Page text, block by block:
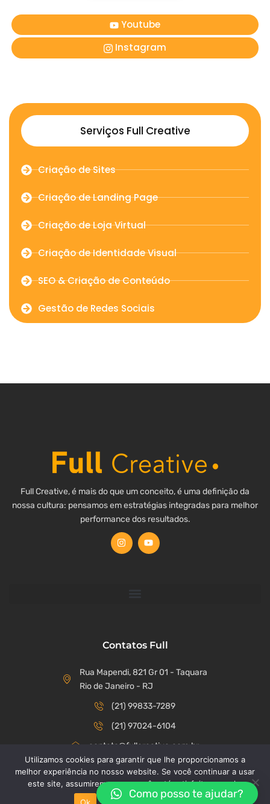
Youtube
Instagram
Serviços Full Creative
Criação de Sites
Criação de Landing Page
Criação de Loja Virtual
Criação de Identidade Visual
SEO & Criação de Conteúdo
Gestão de Redes Sociais
Full Creative, é mais do que um conceito, é uma definição da
nossa cultura: pensamos em estratégias integradas para melhor
performance dos resultados.
Contatos Full
Rua Mapendi, 821 Gr 01 - Taquara
Rio de Janeiro - RJ
(21) 99833-7289
(21) 97024-6104
contato@fullcreative.com.br
Copyright © 2023 Agência Full Creative. Todos os direitos
Como posso te ajudar?
Utilizamos cookies para garantir que lhe proporcionamos a
melhor experiência no nosso website. Se você continuar a usar
este site, assumiremos que você está satisfeito com ele.
Ok
Política de Privacidade